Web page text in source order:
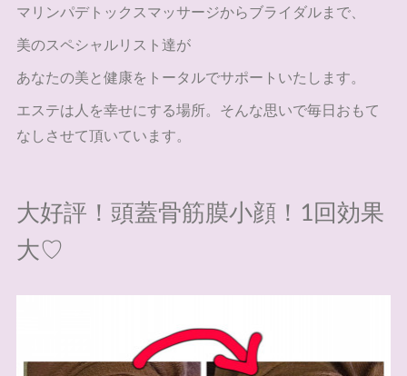
マリンパデトックスマッサージからブライダルまで、
美のスペシャルリスト達が
あなたの美と健康をトータルでサポートいたします。
エステは人を幸せにする場所。そんな思いで毎日おもて
なしさせて頂いています。
大好評！頭蓋骨筋膜小顔！1回効果
大♡